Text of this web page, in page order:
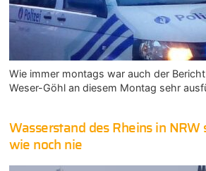
Wie immer montags war auch der
Weser-Göhl an diesem Montag sehr
Wasserstand des Rheins in NRW
wie noch nie